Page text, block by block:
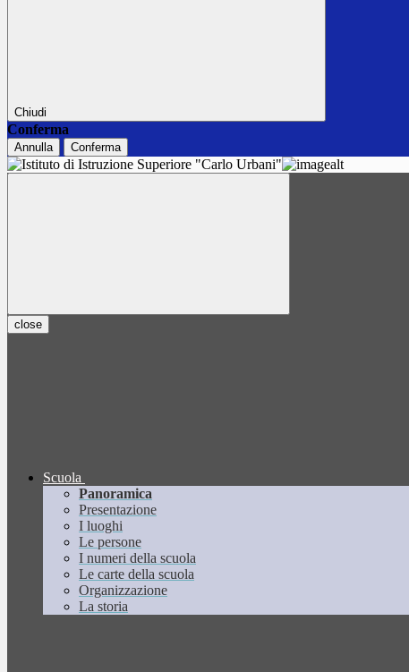
Chiudi
Conferma
Annulla Conferma
close
Scuola
Panoramica
Presentazione
I luoghi
Le persone
I numeri della scuola
Le carte della scuola
Organizzazione
La storia